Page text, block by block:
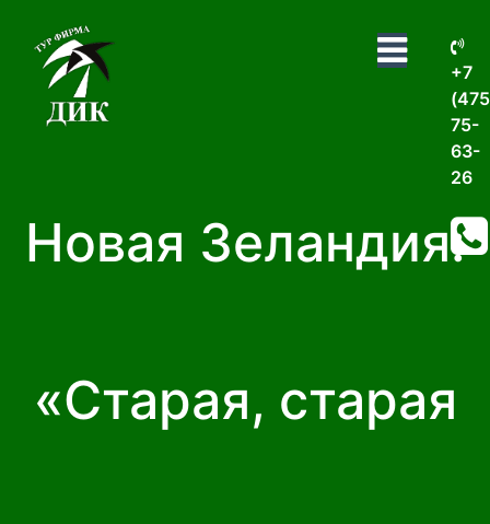
+7
75-
63-
26
Новая Зеландия:
«Старая, старая